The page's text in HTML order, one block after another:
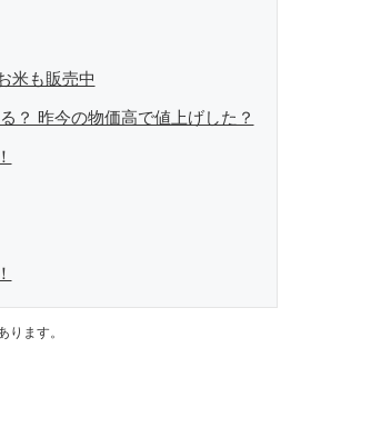
米も販売中
？ 昨今の物価高で値上げした？
ます。